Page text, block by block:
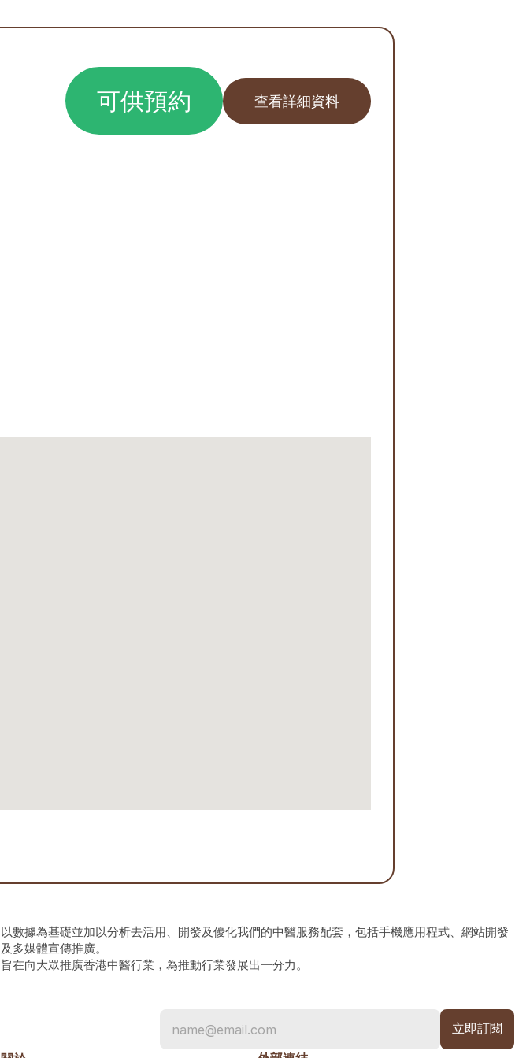
可供預約 查看詳細資料
以數據為基礎並加以分析去活用、開發及優化我們的中醫服務配套，包括手機應用程式、網站開發
及多媒體宣傳推廣。
旨在向大眾推廣香港中醫行業，為推動行業發展出一分力。